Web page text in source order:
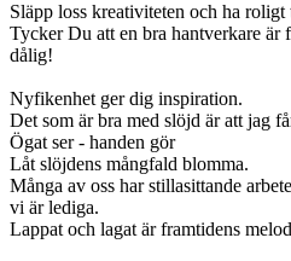
Släpp loss kreativiteten och ha roligt
Tycker Du att en bra hantverkare är
dålig!
Nyfikenhet ger dig inspiration.
Det som är bra med slöjd är att jag
Ögat ser - handen gör
Låt slöjdens mångfald blomma.
Många av oss har stillasittande
vi är lediga.
Lappat och lagat är framtidens